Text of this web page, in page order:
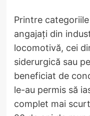
Printre
angajați din
locomotivă, cei
siderurgică sau
beneficiat de
le-au permis să
complet mai